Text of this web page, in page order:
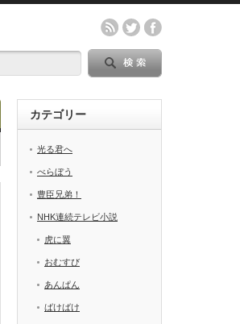
カテゴリー
光る君へ
べらぼう
豊臣兄弟！
NHK連続テレビ小説
虎に翼
おむすび
あんぱん
ばけばけ